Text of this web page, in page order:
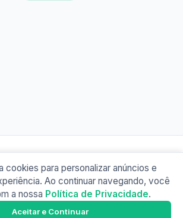
© 2026 Busão BR
Política de Privacidade
cookies para personalizar anúncios e
Ao continuar navegando, você
a nossa Política de Privacidade.
Aceitar e Continuar